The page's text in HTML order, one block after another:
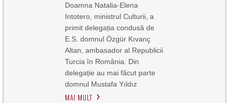
Doamna Natalia-Elena
Intotero, ministrul Culturii, a
primit delegația condusă de
E.S. domnul Özgür Kıvanç
Altan, ambasador al Republicii
Turcia în România. Din
delegație au mai făcut parte
domnul Mustafa Yıldız
MAI MULT